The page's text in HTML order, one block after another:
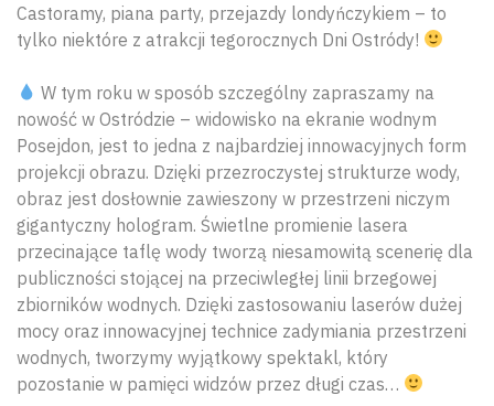
Castoramy, piana party, przejazdy londyńczykiem – to
tylko niektóre z atrakcji tegorocznych Dni Ostródy!
W tym roku w sposób szczególny zapraszamy na
nowość w Ostródzie – widowisko na ekranie wodnym
Posejdon, jest to jedna z najbardziej innowacyjnych form
projekcji obrazu. Dzięki przezroczystej strukturze wody,
obraz jest dosłownie zawieszony w przestrzeni niczym
gigantyczny hologram. Świetlne promienie lasera
przecinające taflę wody tworzą niesamowitą scenerię dla
publiczności stojącej na przeciwległej linii brzegowej
zbiorników wodnych. Dzięki zastosowaniu laserów dużej
mocy oraz innowacyjnej technice zadymiania przestrzeni
wodnych, tworzymy wyjątkowy spektakl, który
pozostanie w pamięci widzów przez długi czas…